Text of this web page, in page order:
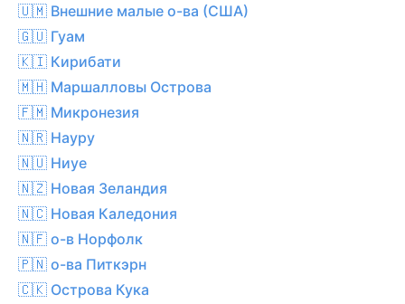
🇺🇲 Внешние малые о-ва (США)
🇬🇺 Гуам
🇰🇮 Кирибати
🇲🇭 Маршалловы Острова
🇫🇲 Микронезия
🇳🇷 Науру
🇳🇺 Ниуе
🇳🇿 Новая Зеландия
🇳🇨 Новая Каледония
🇳🇫 о-в Норфолк
🇵🇳 о-ва Питкэрн
🇨🇰 Острова Кука